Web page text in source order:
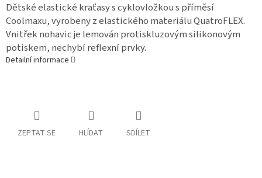
Dětské elastické kraťasy s cyklovložkou s příměsí
Coolmaxu, vyrobeny z elastického materiálu QuatroFLEX.
Vnitřek nohavic je lemován protiskluzovým silikonovým
potiskem, nechybí reflexní prvky.
Detailní informace
ZEPTAT SE HLÍDAT SDÍLET